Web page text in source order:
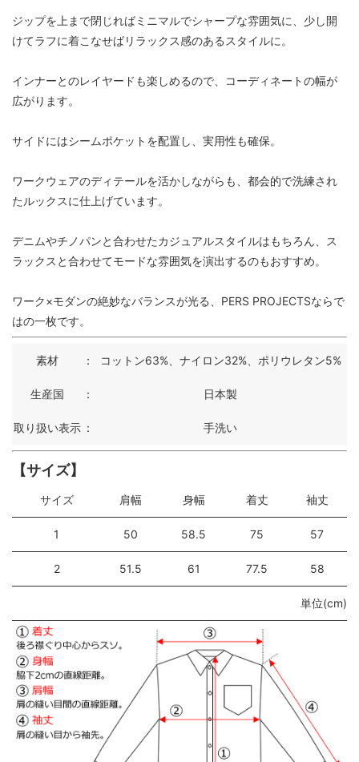
ジップを上まで閉じればミニマルでシャープな雰囲気に、少し開
けてラフに着こなせばリラックス感のあるスタイルに。
インナーとのレイヤードも楽しめるので、コーディネートの幅が
広がります。
サイドにはシームポケットを配置し、実用性も確保。
ワークウェアのディテールを活かしながらも、都会的で洗練され
たルックスに仕上げています。
デニムやチノパンと合わせたカジュアルスタイルはもちろん、ス
ラックスと合わせてモードな雰囲気を演出するのもおすすめ。
ワーク×モダンの絶妙なバランスが光る、PERS PROJECTSならで
はの一枚です。
素材 ： コットン63%、ナイロン32%、ポリウレタン5%
生産国 ： 日本製
取り扱い表示 ： 手洗い
【サイズ】
サイズ 肩幅 身幅 着丈 袖丈
1 50 58.5 75 57
2 51.5 61 77.5 58
単位(cm)